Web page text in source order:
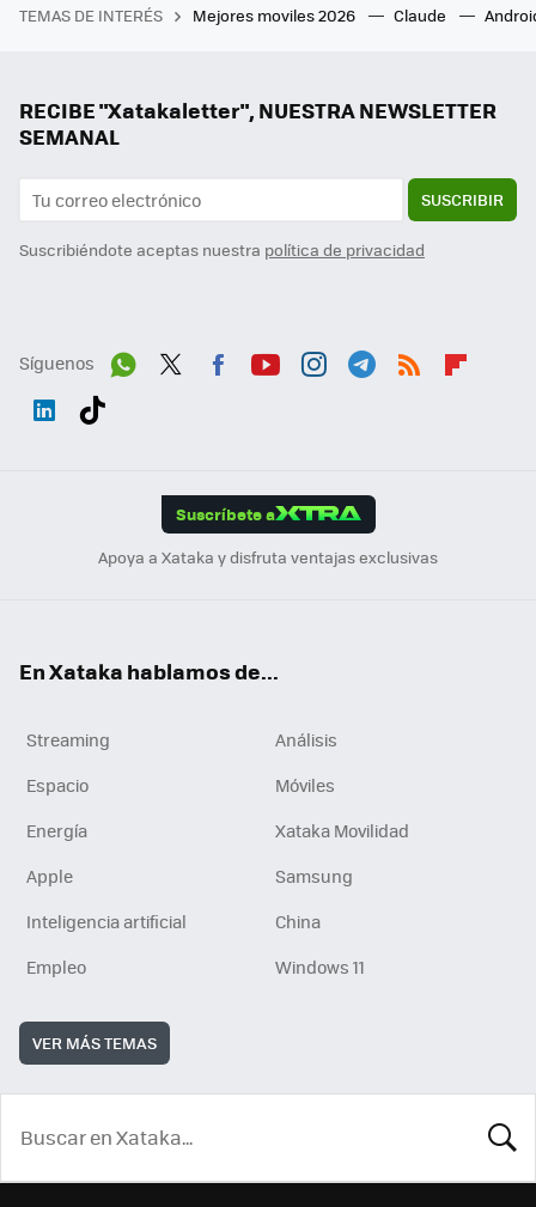
TEMAS DE INTERÉS Mejores moviles 2026 Claude
RECIBE "Xatakaletter", NUESTRA NEWSLETTER
SEMANAL
SUSCRIBIR
Suscribiéndote aceptas nuestra política de privacidad
Síguenos
Suscríbete a
Apoya a Xataka y disfruta ventajas exclusivas
En Xataka hablamos de...
Streaming
Análisis
Espacio
Móviles
Energía
Xataka Movilidad
Apple
Samsung
Inteligencia artificial
China
Empleo
Windows 11
VER MÁS TEMAS